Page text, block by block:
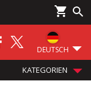
DEUTSCH
KATEGORIEN